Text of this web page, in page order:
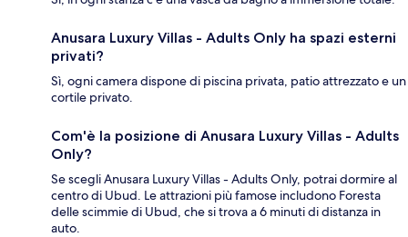
Anusara Luxury Villas - Adults Only ha spazi esterni
privati?
Sì, ogni camera dispone di piscina privata, patio attrezzato e un
cortile privato.
Com'è la posizione di Anusara Luxury Villas - Adults
Only?
Se scegli Anusara Luxury Villas - Adults Only, potrai dormire al
centro di Ubud. Le attrazioni più famose includono Foresta
delle scimmie di Ubud, che si trova a 6 minuti di distanza in
auto.